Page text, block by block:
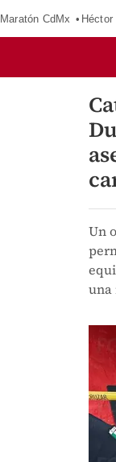
Maratón CdMx Héctor
Un
una